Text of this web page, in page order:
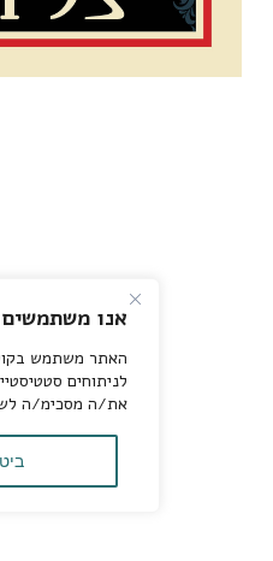
אנו משתמשים
האתר משתמש
לניתוחים
את/ה מסכימ/ה